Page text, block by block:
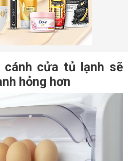
cửa tủ lạnh sẽ
hỏng hơn